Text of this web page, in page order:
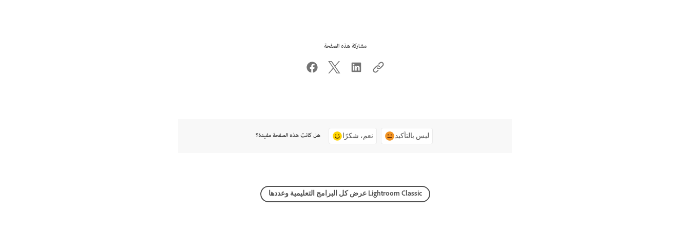
مشاركة هذه الصفحة
هل كانت هذه الصفحة مفيدة؟ نعم، شكرًا ليس بالتأكيد
عرض كل البرامج التعليمية وعددها Lightroom Classic